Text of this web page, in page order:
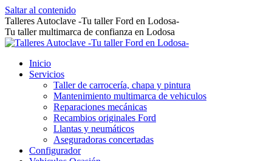
Saltar al contenido
Talleres Autoclave -Tu taller Ford en Lodosa-
Tu taller multimarca de confianza en Lodosa
Inicio
Servicios
Taller de carrocería, chapa y pintura
Mantenimiento multimarca de vehiculos
Reparaciones mecánicas
Recambios originales Ford
Llantas y neumáticos
Aseguradoras concertadas
Configurador